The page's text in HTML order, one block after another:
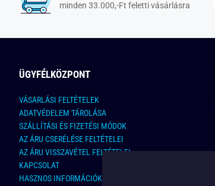
minden 33.000,-Ft feletti vásárlásra
ÜGYFÉLKÖZPONT
VÁSARLÁSI FELTÉTELEK
ADATVÉDELEM TÁROLÁSA
SZÁLLÍTÁSI ÉS FIZETÉSI MÓDOK
AZ ÁRU CSERÉLÉSE FELTÉTELEI
AZ ÁRU VISSZAVÉTEL FELTÉTELEI
KAPCSOLAT
HASZNOS INFORMÁCIÓK